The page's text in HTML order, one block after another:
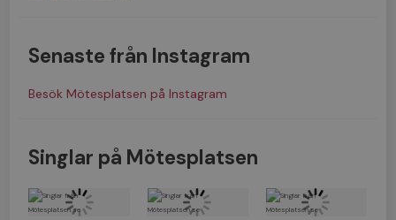
Senaste från Instagram
Besök Mötesplatsen på Instagram
Singlar på Mötesplatsen